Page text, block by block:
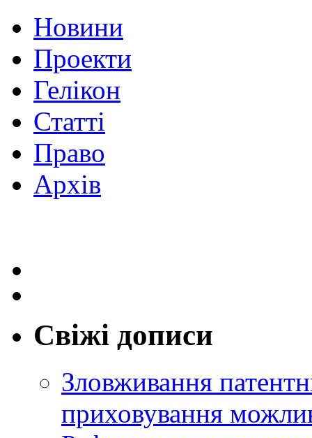
Новини
Проекти
Гелікон
Статті
Право
Архів
Свіжі дописи
Зловживання
приховування